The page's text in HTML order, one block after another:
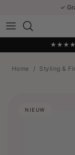
✓
★★★★★
Home / Styling &
NIEUW